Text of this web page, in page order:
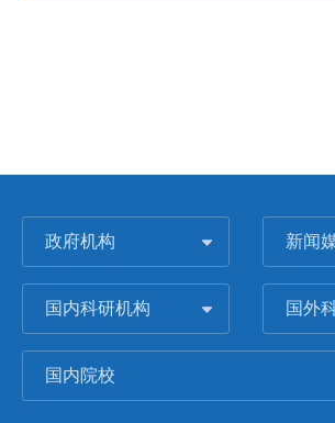
政府机构 新闻
国内科研机构 国外
国内院校